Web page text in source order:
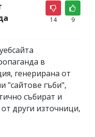
14 9
в
генерирана от
"сайтове гъби",
събират и
други източници,